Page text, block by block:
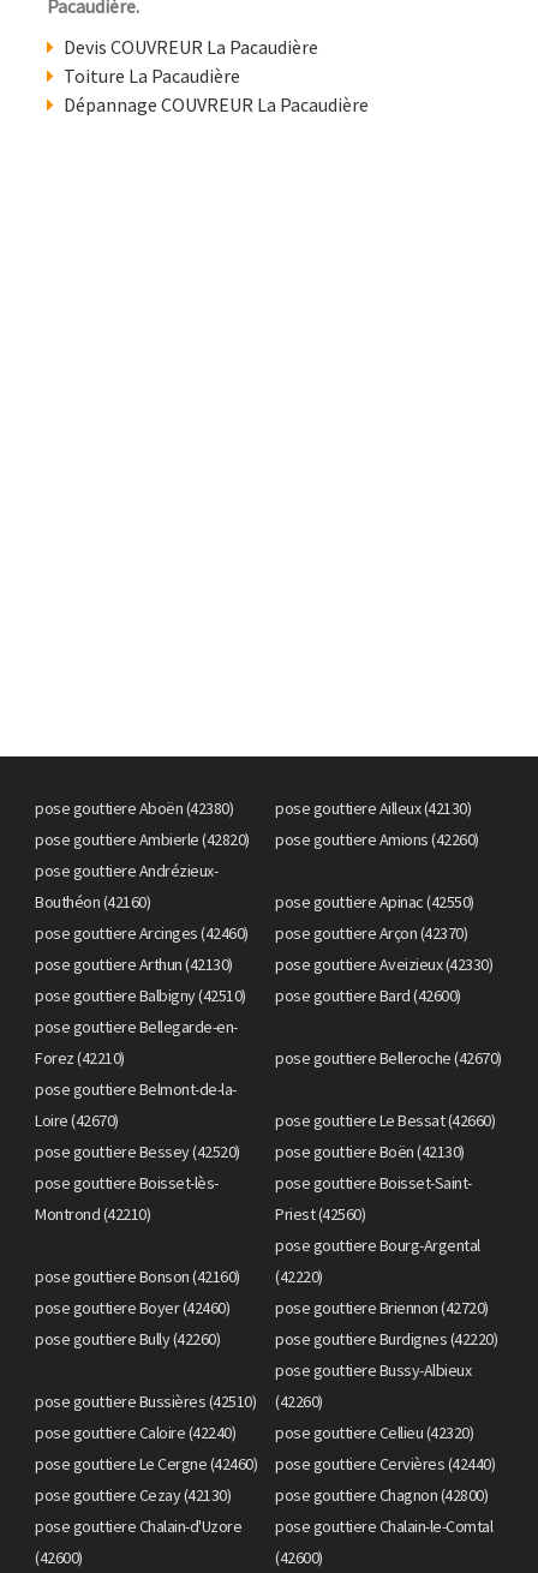
Pacaudière.
Devis COUVREUR La Pacaudière
Toiture La Pacaudière
Dépannage COUVREUR La Pacaudière
pose gouttiere Aboën (42380)
pose gouttiere Ailleux (42130)
pose gouttiere Ambierle (42820)
pose gouttiere Amions (42260)
pose gouttiere Andrézieux-
Bouthéon (42160)
pose gouttiere Apinac (42550)
pose gouttiere Arcinges (42460)
pose gouttiere Arçon (42370)
pose gouttiere Arthun (42130)
pose gouttiere Aveizieux (42330)
pose gouttiere Balbigny (42510)
pose gouttiere Bard (42600)
pose gouttiere Bellegarde-en-
Forez (42210)
pose gouttiere Belleroche (42670)
pose gouttiere Belmont-de-la-
Loire (42670)
pose gouttiere Le Bessat (42660)
pose gouttiere Bessey (42520)
pose gouttiere Boën (42130)
pose gouttiere Boisset-lès-
Montrond (42210)
pose gouttiere Boisset-Saint-
Priest (42560)
pose gouttiere Bonson (42160)
pose gouttiere Bourg-Argental
(42220)
pose gouttiere Boyer (42460)
pose gouttiere Briennon (42720)
pose gouttiere Bully (42260)
pose gouttiere Burdignes (42220)
pose gouttiere Bussières (42510)
pose gouttiere Bussy-Albieux
(42260)
pose gouttiere Caloire (42240)
pose gouttiere Cellieu (42320)
pose gouttiere Le Cergne (42460)
pose gouttiere Cervières (42440)
pose gouttiere Cezay (42130)
pose gouttiere Chagnon (42800)
pose gouttiere Chalain-d'Uzore
(42600)
pose gouttiere Chalain-le-Comtal
(42600)